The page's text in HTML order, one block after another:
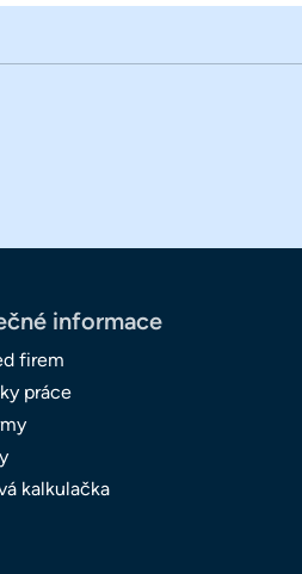
informace
firem
práce
kalkulačka